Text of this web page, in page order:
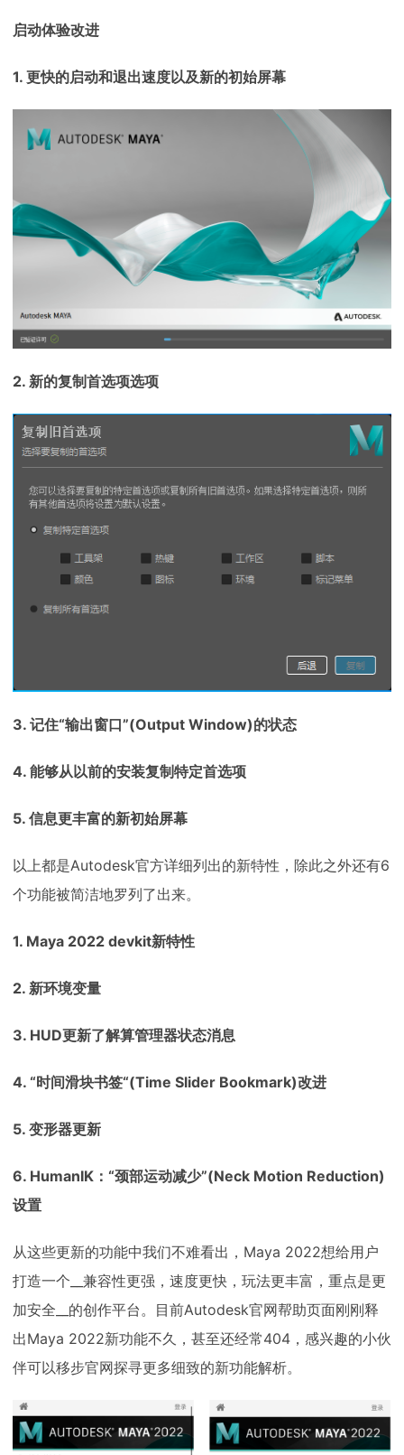
启动体验改进
1. 更快的启动和退出速度以及新的初始屏幕
2. 新的复制首选项选项
3. 记住“输出窗口”(Output Window)的状态
4. 能够从以前的安装复制特定首选项
5. 信息更丰富的新初始屏幕
以上都是Autodesk官方详细列出的新特性，除此之外还有6
个功能被简洁地罗列了出来。
1. Maya 2022 devkit新特性
2. 新环境变量
3. HUD更新了解算管理器状态消息
4. “时间滑块书签“(Time Slider Bookmark)改进
5. 变形器更新
6. HumanIK：“颈部运动减少”(Neck Motion Reduction)
设置
从这些更新的功能中我们不难看出，Maya 2022想给用户
打造一个__兼容性更强，速度更快，玩法更丰富，重点是更
加安全__的创作平台。目前Autodesk官网帮助页面刚刚释
出Maya 2022新功能不久，甚至还经常404，感兴趣的小伙
伴可以移步官网探寻更多细致的新功能解析。